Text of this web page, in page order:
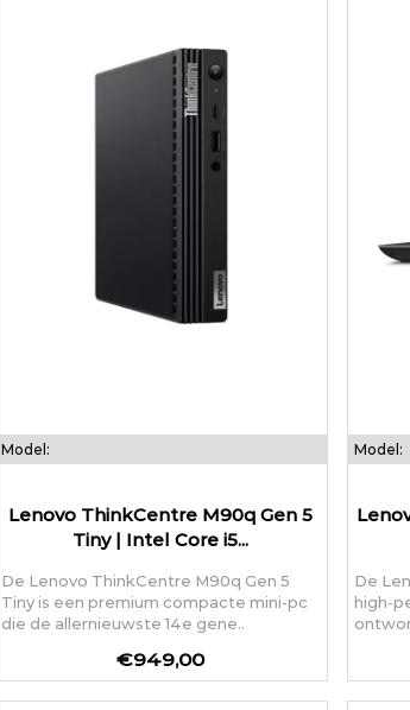
Model:
Lenovo ThinkCentre M90q Gen 5
Tiny | Intel Core i5...
De Lenovo ThinkCentre M90q Gen 5
Tiny is een premium compacte mini-pc
die de allernieuwste 14e gene..
€949,00
Model:
De
high-